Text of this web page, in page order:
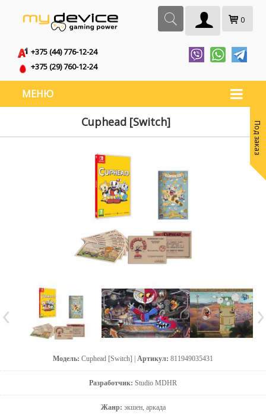
0
+375 (44) 776-12-24
+375 (29) 760-12-24
МЕНЮ
Cuphead [Switch]
Модель: Cuphead [Switch] | Артикул: 811949035431
Разработчик: Studio MDHR
Жанр: экшен, аркада
Под заказ